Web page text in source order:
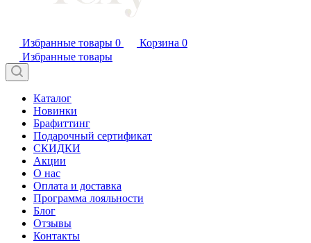
Избранные товары 0 Корзина 0
Избранные товары
Каталог
Новинки
Брафиттинг
Подарочный сертификат
СКИДКИ
Акции
О нас
Оплата и доставка
Программа лояльности
Блог
Отзывы
Контакты